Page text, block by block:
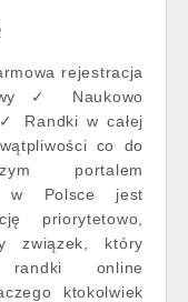
rejestracja
✓ Naukowo
Randki w całej
co do
portalem
w Polsce jest
priorytetowo,
związek, który
online
ktokolwiek